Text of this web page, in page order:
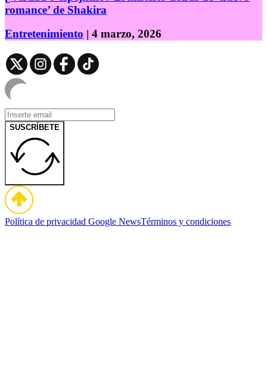
romance’ de Shakira
Entretenimiento | 4 marzo, 2026
SUSCRÍBETE
Política de privacidad Google NewsTérminos y condiciones